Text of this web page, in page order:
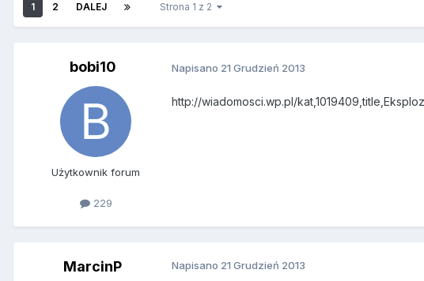
1 2 DALEJ Strona 1 z 2
bobi10
Użytkownik forum
229
Napisano 21 Grudzień 2013
http://wiadomosci.wp.pl/
MarcinP Napisano 21 Grudzień 2013